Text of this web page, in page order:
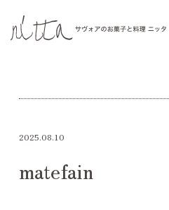
2025.08.10
matefain